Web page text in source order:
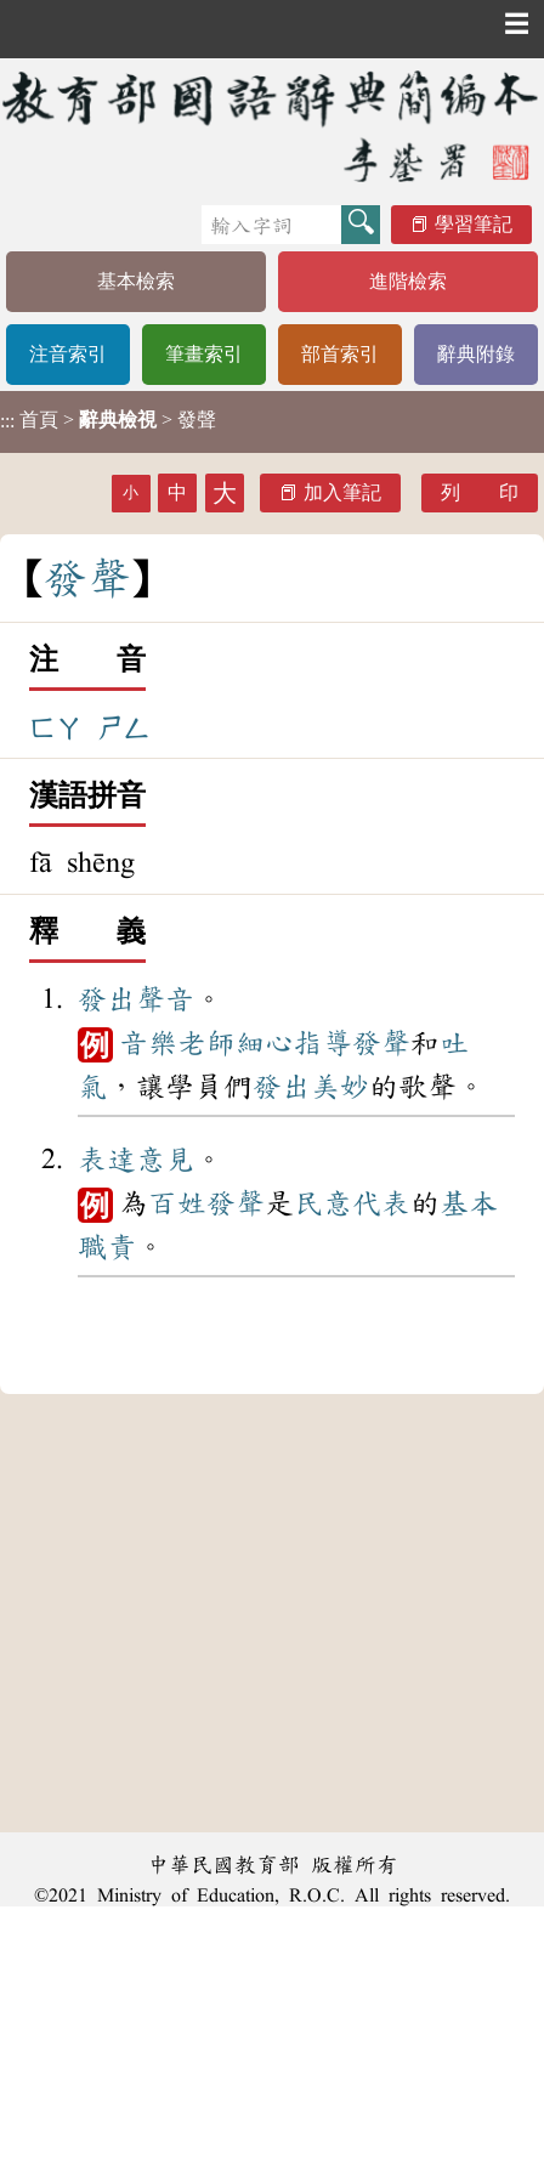
☰
學習筆記
基本檢索 進階檢索
注音索引 筆畫索引 部首索引 辭典附錄
::: 首頁 > 辭典檢視 > 發聲
小 中 大 加入筆記 列 印
發聲
注 音
ㄈㄚ ㄕㄥ
漢語拼音
fā shēng
釋 義
發出 聲音 。
例 音樂老師細心指導發聲和吐
氣 ，讓學員們發出 美妙的歌聲。
表達 意見 。
例 為百姓 發聲是 民意代表 的 基本
職責 。
中華民國教育部 版權所有
©2021 Ministry of Education, R.O.C. All rights reserved.